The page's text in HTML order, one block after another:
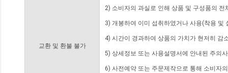
교환 및 환불 불가
2) 소비자의 과실로 인해 상품 및 구성품의
3) 개봉하여 이미 섭취하였거나 사용(착용 및
4) 시간이 경과하여 상품의 가치가 현저히 감
5) 상세정보 또는 사용설명서에 안내된 주의
6) 사전예약 또는 주문제작으로 통해 소비자